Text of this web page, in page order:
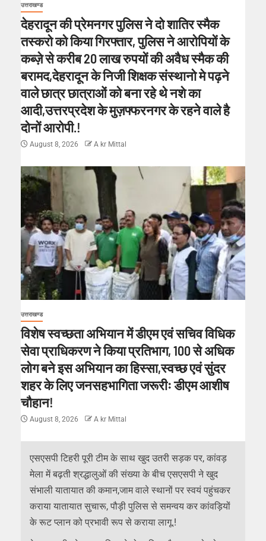
उत्तराखण्ड
देहरादून की प्रेमनगर पुलिस ने दो शातिर स्मैक
तस्करो को किया गिरफ्तार, पुलिस ने आरोपियों के
कब्ज़े से करीब 20 लाख रुपयों की अवैध स्मैक की
बरामद,देहरादून के निजी शिक्षक संस्थानो मे पढ़ने
वाले छात्र छात्राओं को बना रहे थे नशे का
आदी,उत्तरप्रदेश के मुज़फ्फरनगर के रहने वाले है
दोनों आरोपी.!
August 8, 2026 A kr Mittal
उत्तराखण्ड
विशेष स्वच्छता अभियान में डीएम एवं सचिव विधिक
सेवा प्राधिकरण ने किया प्रतिभाग, 100 से अधिक
लोग बने इस अभियान का हिस्सा,स्वच्छ एवं सुंदर
शहर के लिए जनसहभागिता जरूरीः डीएम आशीष
चौहान!
August 8, 2026 A kr Mittal
एसएसपी टिहरी पूरी टीम के साथ खुद उतरी सड़क पर, कांवड़
मेला में बढ़ती श्रद्धालुओं की संख्या के बीच एसएसपी ने खुद
संभाली यातायात की कमान,जाम वाले स्थानों पर स्वयं पहुंचकर
कराया यातायात सुचारू, पौड़ी पुलिस से समन्वय कर कांवड़ियों
के रूट प्लान को प्रभावी रूप से कराया लागू.!